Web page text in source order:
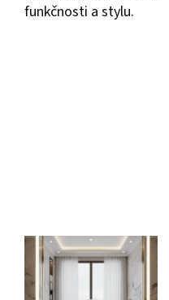
funkčnosti a stylu.